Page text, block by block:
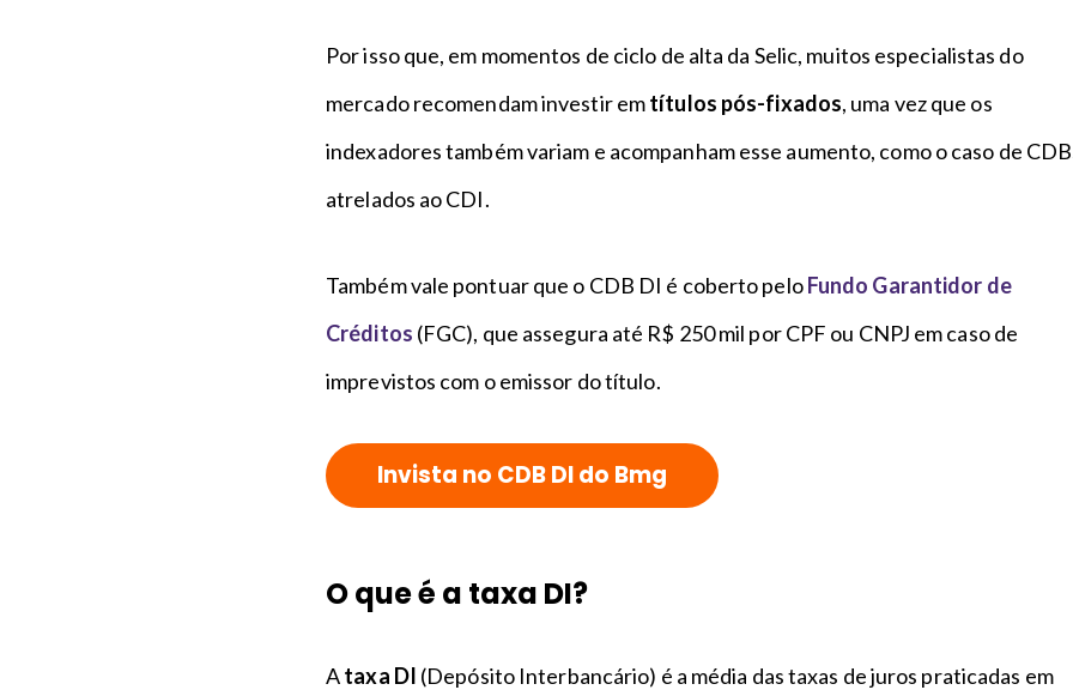
Por isso que, em momentos de ciclo de alta da Selic, muitos especialistas do
mercado recomendam investir emtítulos pós-fixados, uma vez que os
indexadores também variam e acompanham esse aumento, como o caso de
atrelados ao CDI.
Também vale pontuar que o CDB DI é coberto peloFundo Garantidor de
Créditos (FGC), que assegura até R$ 250 mil por CPF ou CNPJ em caso de
imprevistos com o emissor do título.
Invista no CDB DI do Bmg
O que é a taxa DI?
Ataxa DI (Depósito Interbancário) é a média das taxas de juros praticadas em